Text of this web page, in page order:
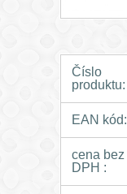
Číslo
produktu:
EAN kód:
cena bez
DPH :